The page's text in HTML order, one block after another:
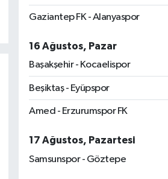
Gaziantep FK - Alanyaspor
16 Ağustos, Pazar
Başakşehir - Kocaelispor
Beşiktaş - Eyüpspor
Amed - Erzurumspor FK
17 Ağustos, Pazartesi
Samsunspor - Göztepe